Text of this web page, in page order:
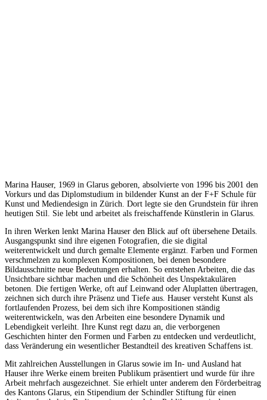
Marina Hauser, 1969 in Glarus geboren, absolvierte von 1996 bis 2001 den
Vorkurs und das Diplomstudium in bildender Kunst an der F+F Schule für
Kunst und Mediendesign in Zürich. Dort legte sie den Grundstein für ihren
heutigen Stil. Sie lebt und arbeitet als freischaffende Künstlerin in Glarus.
In ihren Werken lenkt Marina Hauser den Blick auf oft übersehene Details.
Ausgangspunkt sind ihre eigenen Fotografien, die sie digital
weiterentwickelt und durch gemalte Elemente ergänzt. Farben und Formen
verschmelzen zu komplexen Kompositionen, bei denen besondere
Bildausschnitte neue Bedeutungen erhalten. So entstehen Arbeiten, die das
Unsichtbare sichtbar machen und die Schönheit des Unspektakulären
betonen. Die fertigen Werke, oft auf Leinwand oder Aluplatten übertragen,
zeichnen sich durch ihre Präsenz und Tiefe aus. Hauser versteht Kunst als
fortlaufenden Prozess, bei dem sich ihre Kompositionen ständig
weiterentwickeln, was den Arbeiten eine besondere Dynamik und
Lebendigkeit verleiht. Ihre Kunst regt dazu an, die verborgenen
Geschichten hinter den Formen und Farben zu entdecken und verdeutlicht,
dass Veränderung ein wesentlicher Bestandteil des kreativen Schaffens ist.
Mit zahlreichen Ausstellungen in Glarus sowie im In- und Ausland hat
Hauser ihre Werke einem breiten Publikum präsentiert und wurde für ihre
Arbeit mehrfach ausgezeichnet. Sie erhielt unter anderem den Förderbeitrag
des Kantons Glarus, ein Stipendium der Schindler Stiftung für einen